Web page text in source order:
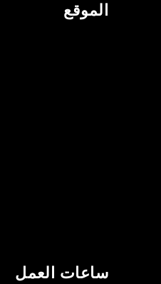
الموقع
ساعات العمل